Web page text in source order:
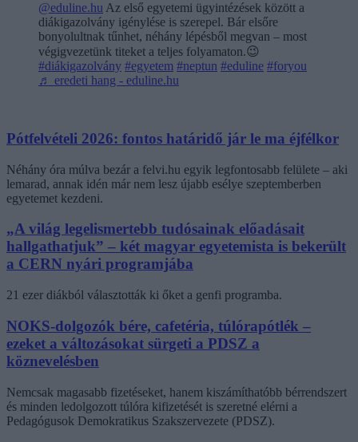
@eduline.hu Az első egyetemi ügyintézések között a
diákigazolvány igénylése is szerepel. Bár elsőre
bonyolultnak tűnhet, néhány lépésből megvan – most
végigvezetünk titeket a teljes folyamaton.😉
#diákigazolvány #egyetem #neptun #eduline #foryou
♬ eredeti hang - eduline.hu
Pótfelvételi 2026: fontos határidő jár le ma éjfélkor
Néhány óra múlva bezár a felvi.hu egyik legfontosabb felülete – aki
lemarad, annak idén már nem lesz újabb esélye szeptemberben
egyetemet kezdeni.
„A világ legelismertebb tudósainak előadásait
hallgathatjuk” – két magyar egyetemista is bekerült
a CERN nyári programjába
21 ezer diákból választották ki őket a genfi programba.
NOKS-dolgozók bére, cafetéria, túlórapótlék –
ezeket a változásokat sürgeti a PDSZ a
köznevelésben
Nemcsak magasabb fizetéseket, hanem kiszámíthatóbb bérrendszert
és minden ledolgozott túlóra kifizetését is szeretné elérni a
Pedagógusok Demokratikus Szakszervezete (PDSZ).